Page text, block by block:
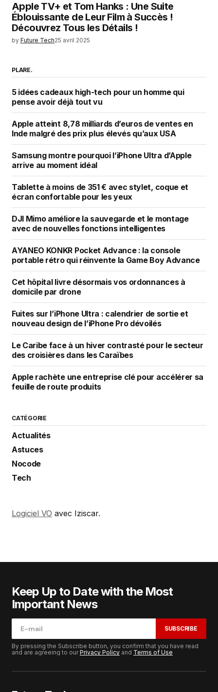
Apple TV+ et Tom Hanks : Une Suite
Éblouissante de Leur Film à Succès !
Découvrez Tous les Détails !
by Future Tech25 avril 2025
PLARE.
5 idées cadeaux high-tech pour un homme qui
pense avoir déjà tout vu
Apple atteint 8,78 milliards d’euros de ventes en
Inde malgré des prix plus élevés qu’aux USA
Samsung montre pourquoi l’iPhone Ultra d’Apple
arrive au moment idéal
Tablette à moins de 351 € avec stylet, coque et
écran confortable pour les yeux
DJI Mimo améliore la sauvegarde et le montage
avec de nouvelles fonctions intelligentes
AYANEO KONKR Pocket Advance : la console
portable rétro qui réinvente la Game Boy Advance
Cet hôpital livre désormais vos ordonnances à
domicile par drone
Fuites sur l’iPhone Ultra : calendrier de sortie et
nouveau design de l’iPhone Pro dévoilés
Le Caribe face à un hiver contrasté pour le secteur
des croisières dans les Caraïbes
Apple rachète une entreprise clé pour accélérer sa
feuille de route produits
CATÉGORIE
Actualités
Astuces
Nocode
Tech
Logiciel VO avec Iziscar.
Keep Up to Date with the Most
Important News
SUBSCRIBE
By pressing the Subscribe button, you confirm that you have read
and are agreeing to ourPrivacy Policy and Terms of Use